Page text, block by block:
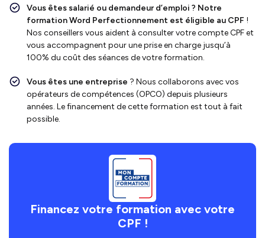
Vous êtes salarié ou demandeur d’emploi ? Notre
formation Word Perfectionnement est éligible au CPF !
Nos conseillers vous aident à consulter votre compte CPF et
vous accompagnent pour une prise en charge jusqu’à
100% du coût des séances de votre formation.
Vous êtes une entreprise ? Nous collaborons avec vos
opérateurs de compétences (OPCO) depuis plusieurs
années. Le financement de cette formation est tout à fait
possible.
Financez votre formation avec votre
CPF !